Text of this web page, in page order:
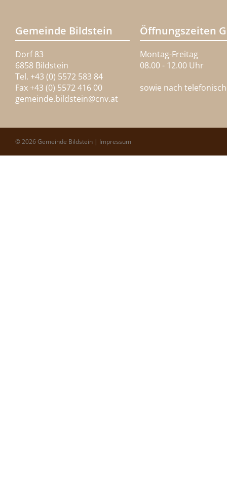
Gemeinde Bildstein
Dorf 83
6858 Bildstein
Tel. +43 (0) 5572 583 84
Fax +43 (0) 5572 416 00
gemeinde.bildstein@cnv.at
Öffnungszeiten
Montag-Freitag
08.00 - 12.00 Uhr
sowie nach
© 2026 Gemeinde Bildstein | Impressum